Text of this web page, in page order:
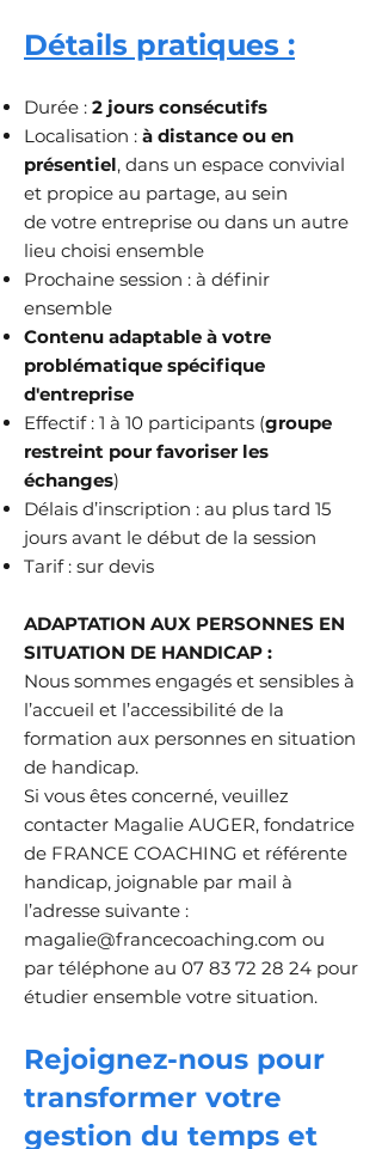
Détails pratiques :
Durée : 2 jours consécutifs
Localisation : à distance ou en
présentiel, dans un espace convivial
et propice au partage, au sein
de votre entreprise ou dans un autre
lieu choisi ensemble
Prochaine session : à définir
ensemble
Contenu adaptable à votre
problématique spécifique
d'entreprise
Effectif : 1 à 10 participants (groupe
restreint pour favoriser les
échanges)
Délais d’inscription : au plus tard 15
jours avant le début de la session
Tarif : sur devis
ADAPTATION AUX PERSONNES EN
SITUATION DE HANDICAP :
Nous sommes engagés et sensibles à
l’accueil et l’accessibilité de la
formation aux personnes en situation
de handicap.
Si vous êtes concerné, veuillez
contacter Magalie AUGER, fondatrice
de FRANCE COACHING et référente
handicap, joignable par mail à
l’adresse suivante :
magalie@francecoaching.com ou
par téléphone au 07 83 72 28 24 pour
étudier ensemble votre situation.
Rejoignez-nous pour
transformer votre
gestion du temps et